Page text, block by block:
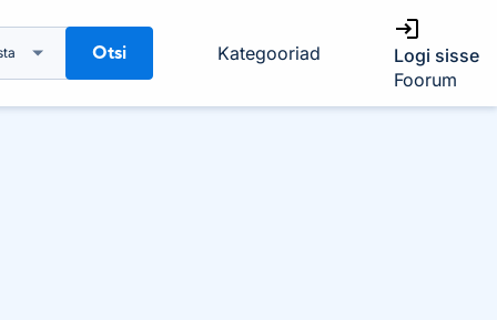
Otsi Kategooriad
Logi sisse
Foorum